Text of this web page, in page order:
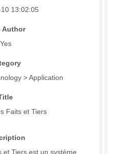
13:02:05
Author
Yes
> Application
Faits et Tiers
et Tiers est un système